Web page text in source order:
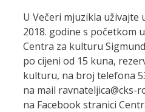
U Večeri mjuzikla uživajte
2018. godine s početkom
Centra za kulturu
po cijeni od 15 kuna,
kulturu, na broj telefona
na mail ravnateljica@cks-
na Facebook stranici